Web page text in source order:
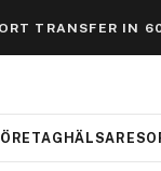
TRANSFER IN
HÄLSA